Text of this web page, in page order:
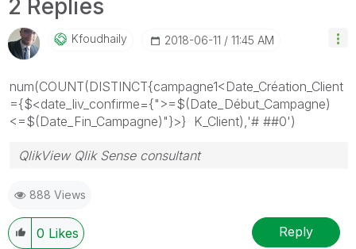
2 Replies
Kfoudhaily ‎2018-06-11 11:45 AM
num(COUNT(DISTINCT{campagne1<Date_Création_Client
={$<date_liv_confirme={">=$(Date_Début_Campagne)
<=$(Date_Fin_Campagne)"}>} K_Client),'# ##0')
QlikView Qlik Sense consultant
888 Views
0 Likes Reply